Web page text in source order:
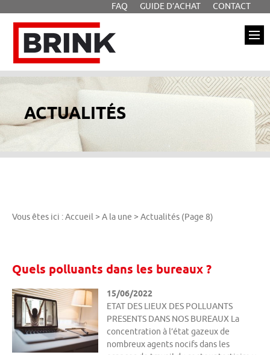
FAQ GUIDE D’ACHAT
CONTACT
Menu principal
ACTUALITÉS
Vous êtes ici :Accueil > A la une > Actualités (Page 8)
Quels polluants dans les bureaux ?
15/06/2022
ETAT DES LIEUX DES POLLUANTS
PRESENTS DANS NOS BUREAUX La
concentration à l’état gazeux de
nombreux agents nocifs dans les